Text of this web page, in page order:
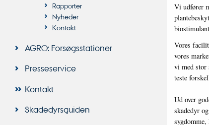
Rapporter
Nyheder
Kontakt
AGRO: Forsøgsstationer
Presseservice
Kontakt
Skadedyrsguiden
Vi udfører
Vores
vores
vi med stor
teste
Ud over
skadedyr